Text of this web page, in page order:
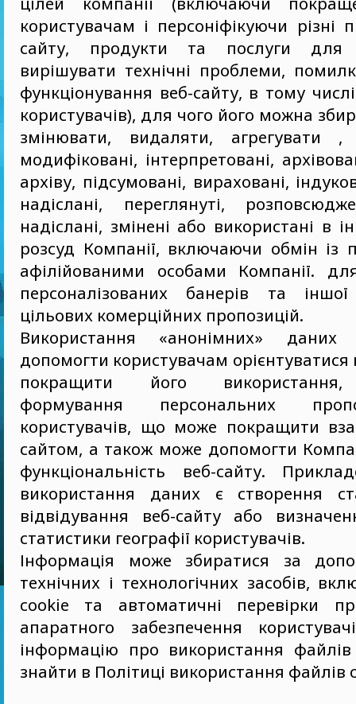
користувачам і персоніфікуючи різні
сайту, продукти та послуги для
вирішувати технічні проблеми,
функціонування веб-сайту, в тому
користувачів), для чого його можна
змінювати, видаляти, агрегувати ,
модифіковані, інтерпретовані,
архіву, підсумовані, вираховані,
надіслані, переглянуті,
надіслані, змінені або використані в
розсуд Компанії, включаючи обмін із
афілійованими особами Компанії.
персоналізованих банерів та
цільових комерційних пропозицій.
Використання «анонімних»
допомогти користувачам орієнтуватися
покращити його
формування персональних
користувачів, що може покращити
сайтом, а також може допомогти
функціональність веб-сайту.
використання даних є створення
відвідування веб-сайту або
статистики географії користувачів.
Інформація може збиратися за
технічних і технологічних засобів,
cookie та автоматичні перевірки
апаратного забезпечення
інформацію про використання
знайти в Політиці використання файлів